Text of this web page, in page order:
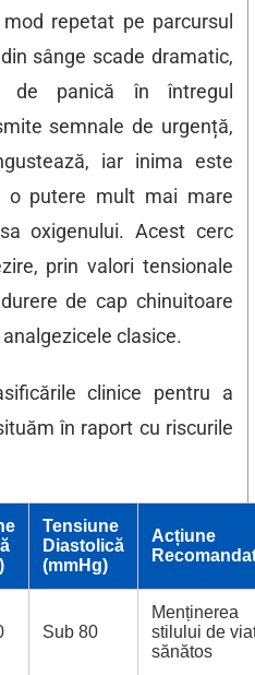
repetat pe parcursul
sânge scade dramatic,
de panică în întregul
semnale de urgență,
iar inima este
o putere mult mai mare
oxigenului. Acest cerc
prin valori tensionale
de cap chinuitoare
clasice.
clinice pentru a
în raport cu riscurile
Tensiune
Diastolică
(mmHg)
Acțiune
Sub 80
Menținerea
stilului de
sănătos